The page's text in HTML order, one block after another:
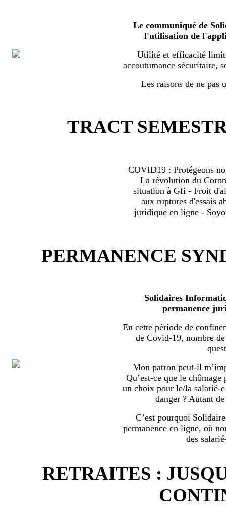
Le communiqué de
l'utilisation de
Utilité et efficacité
accoutumance sécuritaire,
Les raisons de ne pas
TRACT
COVID19 : Protégeons
La révolution du
situation à Gfi - Froit
aux ruptures d'essais
juridique en ligne -
PERMANENCE
Solidaires
permanence
En cette période de
de Covid-19, nombre
Mon patron peut-il
Qu’est-ce que le
un choix pour le/la salarié-
danger ? Autant
C’est pourquoi
permanence en ligne, où
des
RETRAITES :